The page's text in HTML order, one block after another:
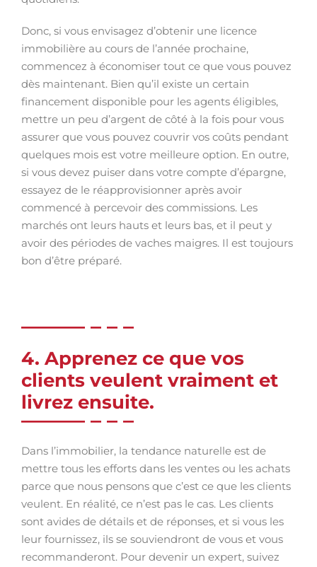
Donc, si vous envisagez d’obtenir une licence
immobilière au cours de l’année prochaine,
commencez à économiser tout ce que vous pouvez
dès maintenant. Bien qu’il existe un certain
financement disponible pour les agents éligibles,
mettre un peu d’argent de côté à la fois pour vous
assurer que vous pouvez couvrir vos coûts pendant
quelques mois est votre meilleure option. En outre,
si vous devez puiser dans votre compte d’épargne,
essayez de le réapprovisionner après avoir
commencé à percevoir des commissions. Les
marchés ont leurs hauts et leurs bas, et il peut y
avoir des périodes de vaches maigres. Il est toujours
bon d’être préparé.
4. Apprenez ce que vos
clients veulent vraiment et
livrez ensuite.
Dans l’immobilier, la tendance naturelle est de
mettre tous les efforts dans les ventes ou les achats
parce que nous pensons que c’est ce que les clients
veulent. En réalité, ce n’est pas le cas. Les clients
sont avides de détails et de réponses, et si vous les
leur fournissez, ils se souviendront de vous et vous
recommanderont. Pour devenir un expert, suivez